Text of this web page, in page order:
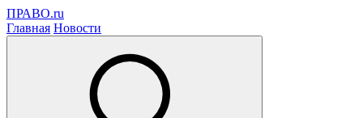
ПРАВО.ru
Главная Новости